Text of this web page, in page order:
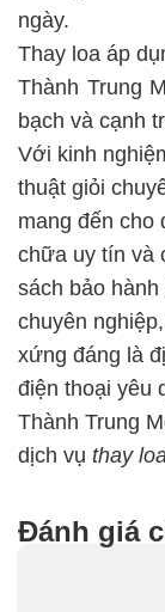
ngày.
Thay loa áp
Thành Trung
bạch và cạnh
Với kinh
thuật giỏi
mang đến cho
chữa uy tín và
sách bảo
chuyên
xứng đáng là
điện thoại yêu
Thành Trung
dịch vụ thay
Đánh giá